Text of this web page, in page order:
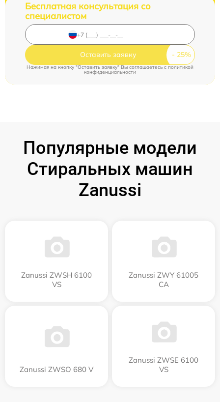
Бесплатная консультация со
специалистом
Оставить заявку
Нажимая на кнопку "Оставить заявку" Вы соглашаетесь cполитикой
конфиденциальности
Популярные модели
Стиральных машин
Zanussi
Zanussi ZWSH 6100
VS
Zanussi ZWY 61005
CA
Zanussi ZWSO 680 V
Zanussi ZWSE 6100
VS